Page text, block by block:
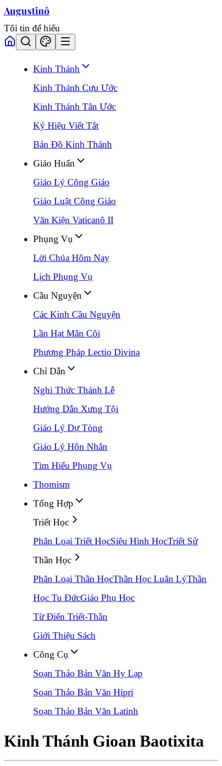
Augustinô
Tôi tin để hiểu
Kinh Thánh
Kinh Thánh Cựu Ước
Kinh Thánh Tân Ước
Ký Hiệu Viết Tắt
Bản Đồ Kinh Thánh
Giáo Huấn
Giáo Lý Công Giáo
Giáo Luật Công Giáo
Văn Kiện Vaticanô II
Phụng Vụ
Lời Chúa Hôm Nay
Lịch Phụng Vụ
Cầu Nguyện
Các Kinh Cầu Nguyện
Lần Hạt Mân Côi
Phương Pháp Lectio Divina
Chỉ Dẫn
Nghi Thức Thánh Lễ
Hướng Dẫn Xưng Tội
Giáo Lý Dự Tòng
Giáo Lý Hôn Nhân
Tìm Hiểu Phụng Vụ
Thomism
Tổng Hợp
Triết Học
Phân Loại Triết HọcSiêu Hình HọcTriết Sử
Thần Học
Phân Loại Thần HọcThần Học Luân LýThần
Học Tu ĐứcGiáo Phụ Học
Từ Điển Triết-Thần
Giới Thiệu Sách
Công Cụ
Soạn Thảo Bản Văn Hy Lạp
Soạn Thảo Bản Văn Hípri
Soạn Thảo Bản Văn Latinh
Kinh Thánh Gioan Baotixita